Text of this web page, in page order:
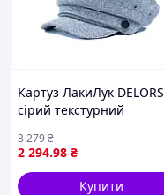
Картуз ЛакиЛук DELORS
сірий текстурний
2 294.98 ₴
3 279₴
Купити